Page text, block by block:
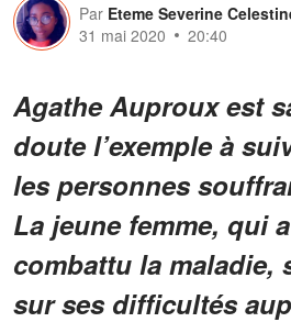
Par Eteme Severine
31 mai 2020
20:40
Agathe Auproux est
doute l’exemple à
les personnes
La jeune femme, qui
combattu la maladie,
sur ses difficultés